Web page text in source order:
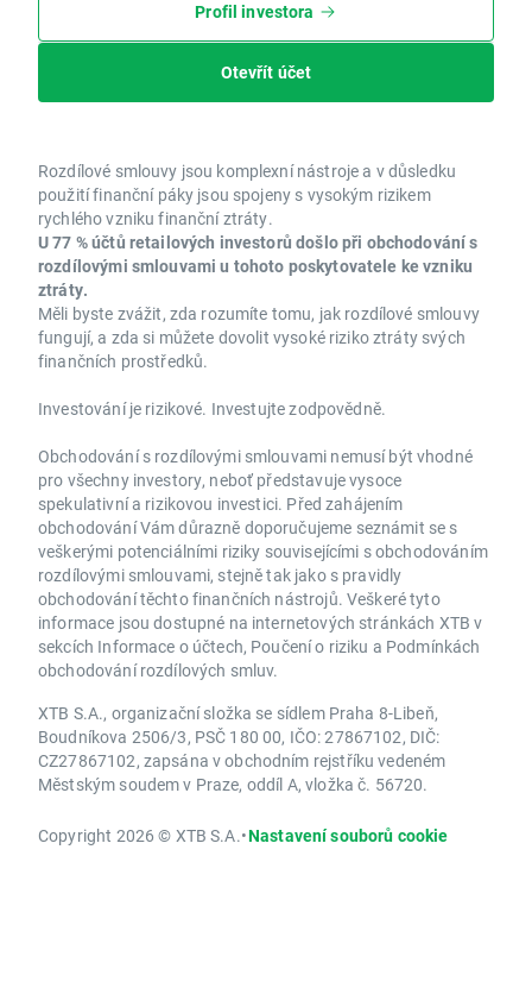
Profil investora
Otevřít účet
Rozdílové smlouvy jsou komplexní nástroje a v důsledku
použití finanční páky jsou spojeny s vysokým rizikem
rychlého vzniku finanční ztráty.
U 77 % účtů retailových investorů došlo při obchodování s
rozdílovými smlouvami u tohoto poskytovatele ke vzniku
ztráty.
Měli byste zvážit, zda rozumíte tomu, jak rozdílové smlouvy
fungují, a zda si můžete dovolit vysoké riziko ztráty svých
finančních prostředků.
Investování je rizikové. Investujte zodpovědně.
Obchodování s rozdílovými smlouvami nemusí být vhodné
pro všechny investory, neboť představuje vysoce
spekulativní a rizikovou investici. Před zahájením
obchodování Vám důrazně doporučujeme seznámit se s
veškerými potenciálními riziky souvisejícími s obchodováním
rozdílovými smlouvami, stejně tak jako s pravidly
obchodování těchto finančních nástrojů. Veškeré tyto
informace jsou dostupné na internetových stránkách XTB v
sekcích Informace o účtech, Poučení o riziku a Podmínkách
obchodování rozdílových smluv.
XTB S.A., organizační složka se sídlem Praha 8-Libeň,
Boudníkova 2506/3, PSČ 180 00, IČO: 27867102, DIČ:
CZ27867102, zapsána v obchodním rejstříku vedeném
Městským soudem v Praze, oddíl A, vložka č. 56720.
Copyright 2026 © XTB S.A.•Nastavení souborů cookie